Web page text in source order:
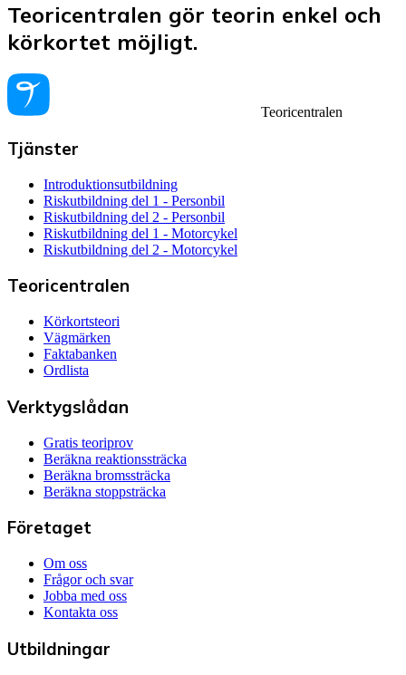
Teoricentralen gör teorin enkel och
körkortet möjligt.
Teoricentralen
Tjänster
Introduktionsutbildning
Riskutbildning del 1 - Personbil
Riskutbildning del 2 - Personbil
Riskutbildning del 1 - Motorcykel
Riskutbildning del 2 - Motorcykel
Teoricentralen
Körkortsteori
Vägmärken
Faktabanken
Ordlista
Verktygslådan
Gratis teoriprov
Beräkna reaktionssträcka
Beräkna bromssträcka
Beräkna stoppsträcka
Företaget
Om oss
Frågor och svar
Jobba med oss
Kontakta oss
Utbildningar